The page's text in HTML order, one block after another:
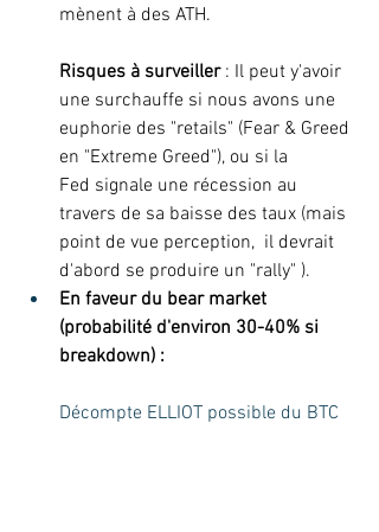
mènent à des ATH.
Risques à surveiller : Il peut y'avoir
une surchauffe si nous avons une
euphorie des "retails" (Fear & Greed
en "Extreme Greed"), ou si la
Fed signale une récession au
travers de sa baisse des taux (mais
point de vue perception,  il devrait
d'abord se produire un "rally" ).
En faveur du bear market
(probabilité d'environ 30-40% si
breakdown) :
Décompte ELLIOT possible du BTC